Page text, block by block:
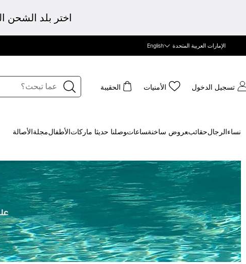
اختر بلد الشحن
الإمارات العربية المتحدة English
تسجيل الدخول الأمنيات الحقيبة
نساء الرجالحقائب‍عروض ساخنة‍ساعات‍وصلنا حديثا ‍ ماركات الأطفالمجلة الأصالة